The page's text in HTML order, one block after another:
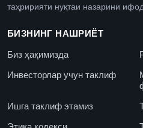
таҳририяти нуқтаи назарини
БИЗНИНГ НАШРИЁТ
Биз ҳақимизда
Инвесторлар учун таклиф
Ишга таклиф этамиз